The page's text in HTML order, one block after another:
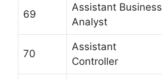
69
Assistant Business
Analyst
70
Assistant
Controller